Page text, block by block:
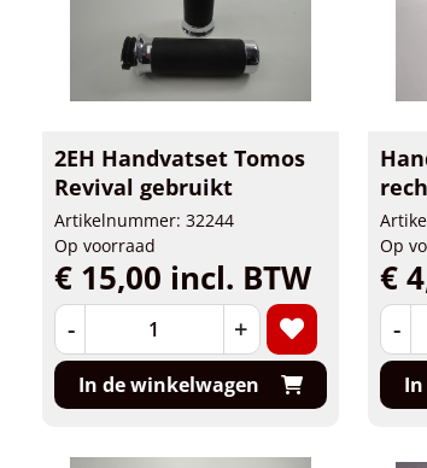
2EH Handvatset Tomos
Revival gebruikt
Artikelnummer: 32244
Op voorraad
€ 15,00 incl. BTW
- +
In de winkelwagen
Op
€
-